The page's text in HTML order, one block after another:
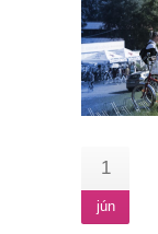
1
jún